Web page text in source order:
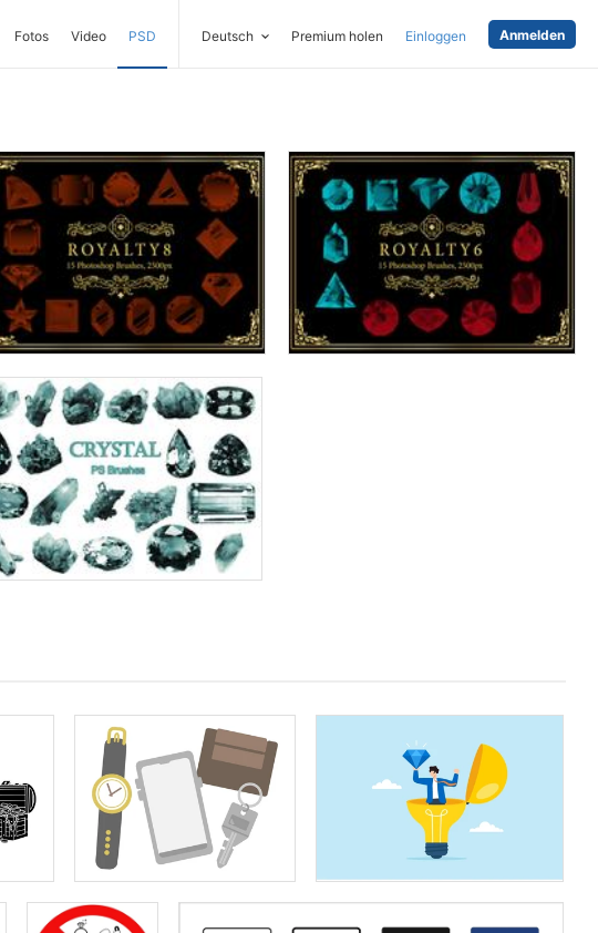
Fotos Video PSD Deutsch Premium holen Einloggen Anmelden